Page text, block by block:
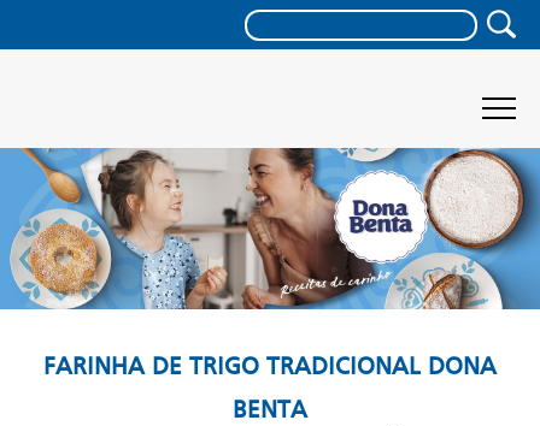
FARINHA DE TRIGO TRADICIONAL DONA
BENTA